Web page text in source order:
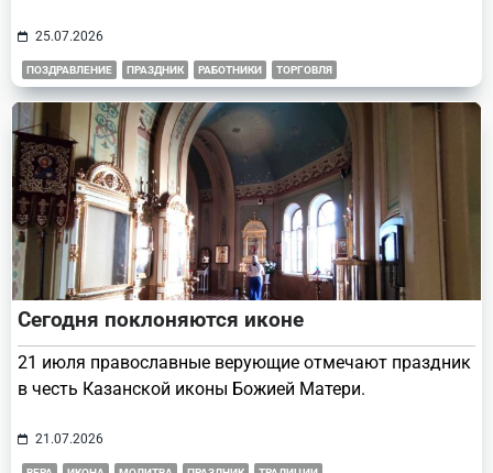
25.07.2026
ПОЗДРАВЛЕНИЕ ПРАЗДНИК РАБОТНИКИ ТОРГОВЛЯ
Сегодня поклоняются иконе
21 июля православные верующие отмечают праздник
в честь Казанской иконы Божией Матери.
21.07.2026